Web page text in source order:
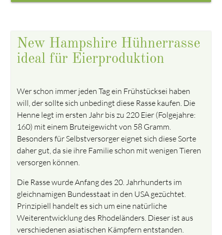
New Hampshire Hühnerrasse
ideal für Eierproduktion
Wer schon immer jeden Tag ein Frühstücksei haben
will, der sollte sich unbedingt diese Rasse kaufen. Die
Henne legt im ersten Jahr bis zu 220 Eier (Folgejahre:
160) mit einem Bruteigewicht von 58 Gramm.
Besonders für Selbstversorger eignet sich diese Sorte
daher gut, da sie ihre Familie schon mit wenigen Tieren
versorgen können.
Die Rasse wurde Anfang des 20. Jahrhunderts im
gleichnamigen Bundesstaat in den USA gezüchtet.
Prinzipiell handelt es sich um eine natürliche
Weiterentwicklung des Rhodeländers. Dieser ist aus
verschiedenen asiatischen Kämpfern entstanden.